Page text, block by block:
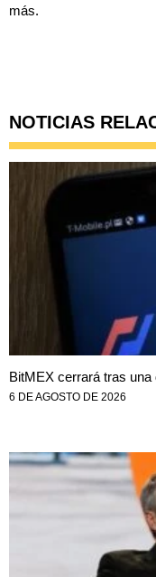
más.
NOTICIAS
BitMEX cerrará tras
6 DE AGOSTO DE 2026